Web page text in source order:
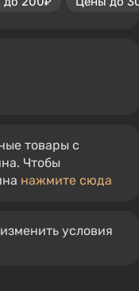
товары с
Чтобы
нажмите сюда
условия